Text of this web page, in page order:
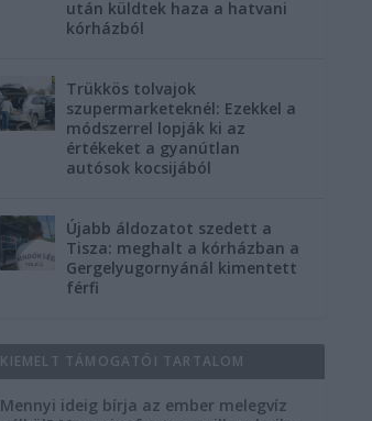
után küldtek haza a hatvani
kórházból
Trükkös tolvajok
szupermarketeknél: Ezekkel a
módszerrel lopják ki az
értékeket a gyanútlan
autósok kocsijából
Újabb áldozatot szedett a
Tisza: meghalt a kórházban a
Gergelyugornyánál kimentett
férfi
KIEMELT TÁMOGATÓI TARTALOM
Mennyi ideig bírja az ember melegvíz